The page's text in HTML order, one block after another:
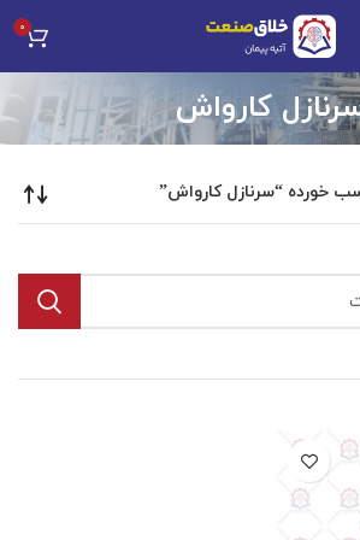
0
کارواش
خورده “سرنازل کارواش”